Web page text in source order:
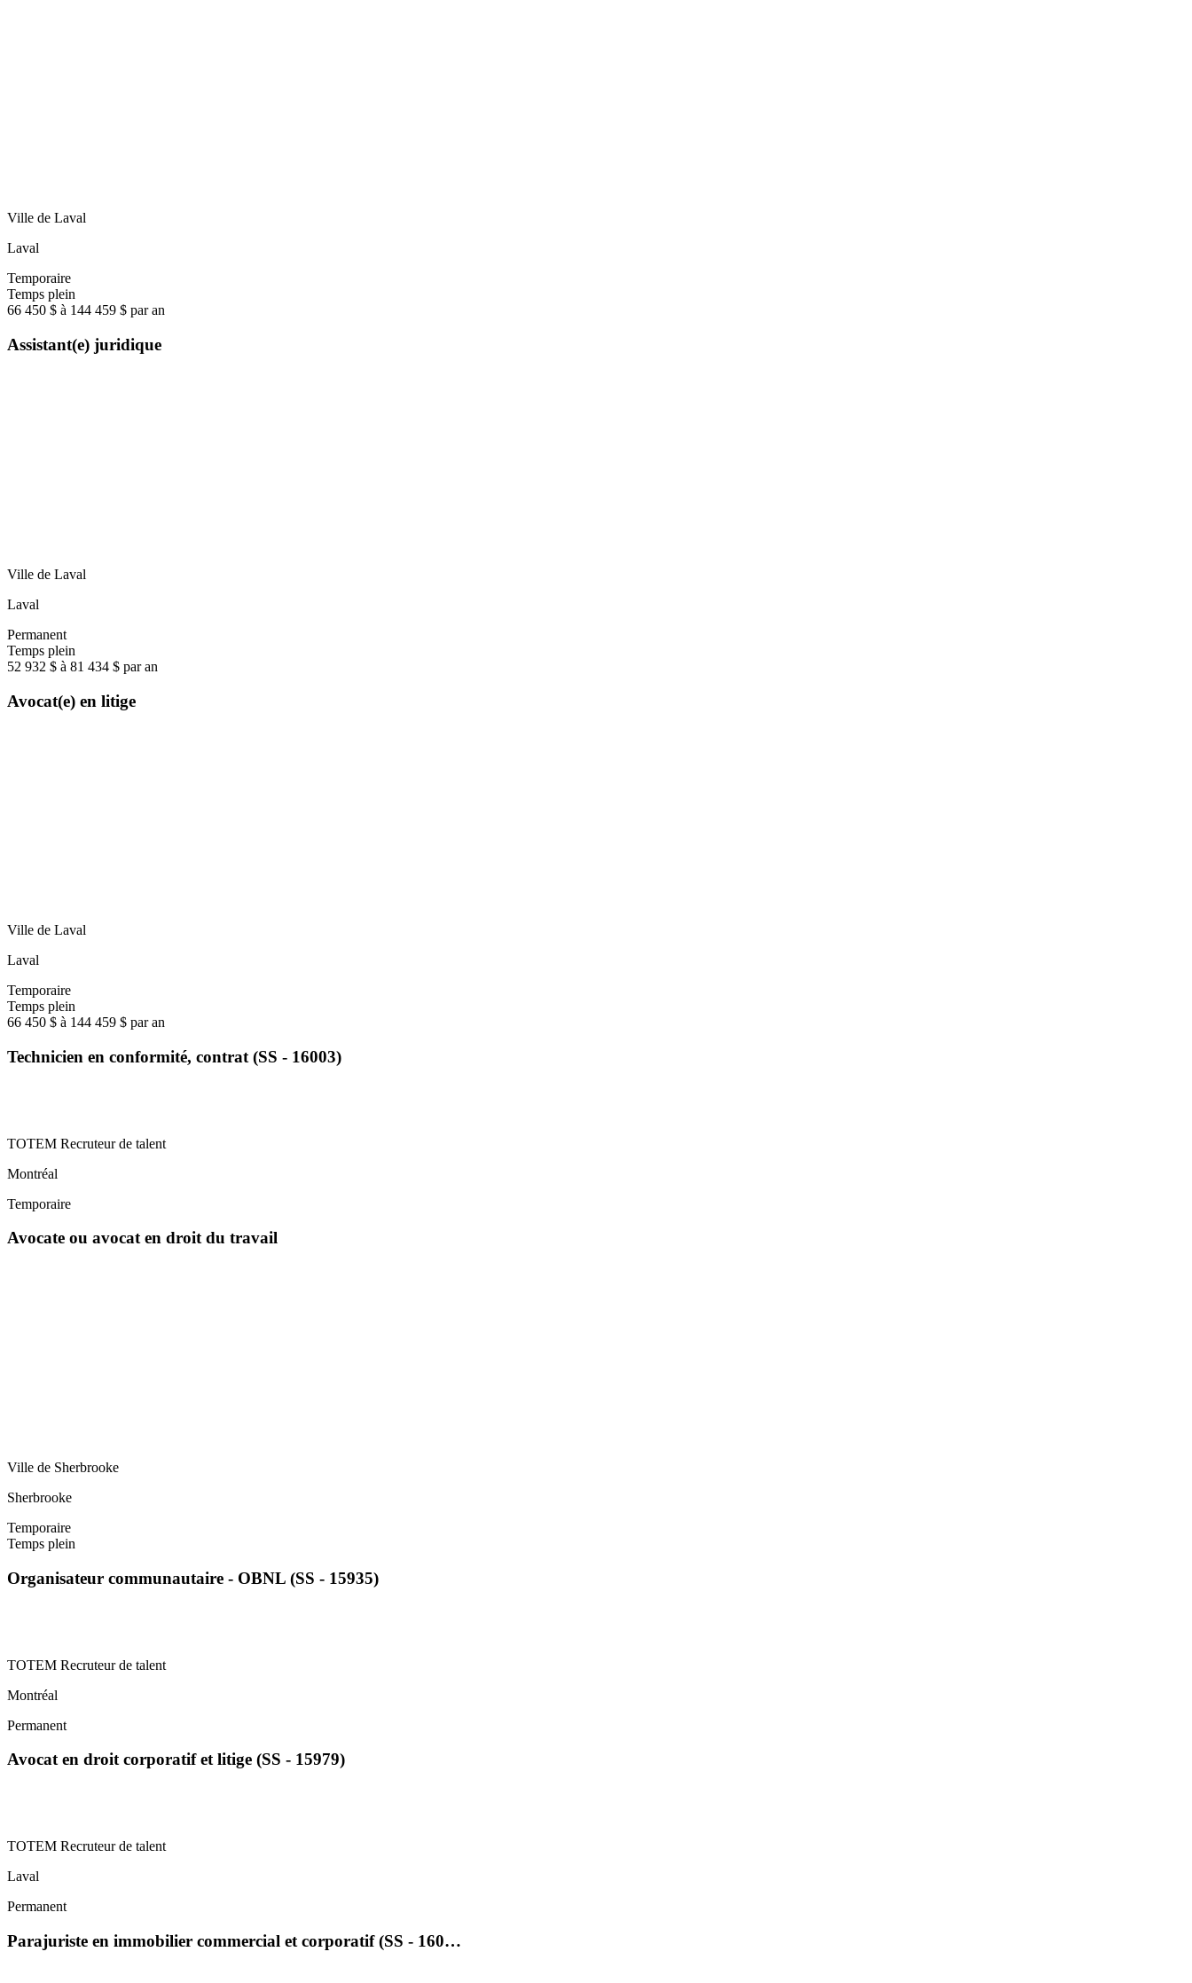
Ville de Laval
Laval
Temporaire
Temps plein
66 450 $ à 144 459 $ par an
Assistant(e) juridique
Ville de Laval
Laval
Permanent
Temps plein
52 932 $ à 81 434 $ par an
Avocat(e) en litige
Ville de Laval
Laval
Temporaire
Temps plein
66 450 $ à 144 459 $ par an
Technicien en conformité, contrat (SS - 16003)
TOTEM Recruteur de talent
Montréal
Temporaire
Avocate ou avocat en droit du travail
Ville de Sherbrooke
Sherbrooke
Temporaire
Temps plein
Organisateur communautaire - OBNL (SS - 15935)
TOTEM Recruteur de talent
Montréal
Permanent
Avocat en droit corporatif et litige (SS - 15979)
TOTEM Recruteur de talent
Laval
Permanent
Parajuriste en immobilier commercial et corporatif (SS - 160…